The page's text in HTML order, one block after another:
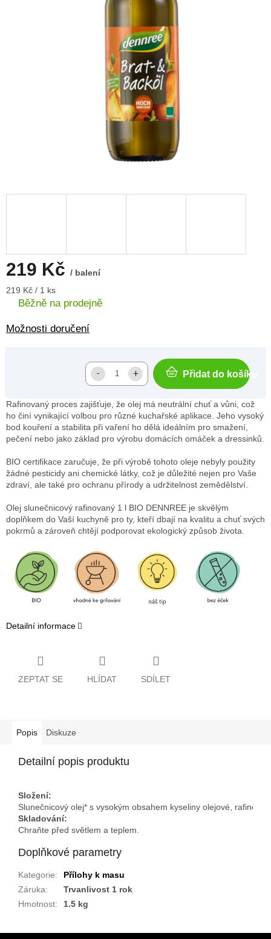
219 Kč / balení
Měrná
cena:
219 Kč / 1 ks
Běžně na prodejně
Možnosti doručení
Přidat do košíku
Rafinovaný proces zajišťuje, že olej má neutrální chuť a vůni, což
ho činí vynikající volbou pro různé kuchařské aplikace. Jeho vysoký
bod kouření a stabilita při vaření ho dělá ideálním pro smažení,
pečení nebo jako základ pro výrobu domácích omáček a dressinků.
BIO certifikace zaručuje, že při výrobě tohoto oleje nebyly použity
žádné pesticidy ani chemické látky, což je důležité nejen pro Vaše
zdraví, ale také pro ochranu přírody a udržitelnost zemědělství.
Olej slunečnicový rafinovaný 1 l BIO DENNREE je skvělým
doplňkem do Vaší kuchyně pro ty, kteří dbají na kvalitu a chuť svých
pokrmů a zároveň chtějí podporovat ekologický způsob života.
Detailní informace
ZEPTAT SE HLÍDAT SDÍLET
Popis Diskuze
Detailní popis produktu
Složení:
Slunečnicový olej* s vysokým obsahem kyseliny olejové,
Skladování:
Chraňte před světlem a teplem.
Doplňkové parametry
Kategorie:
Přílohy k masu
Záruka:
Trvanlivost 1 rok
Hmotnost: 1.5 kg